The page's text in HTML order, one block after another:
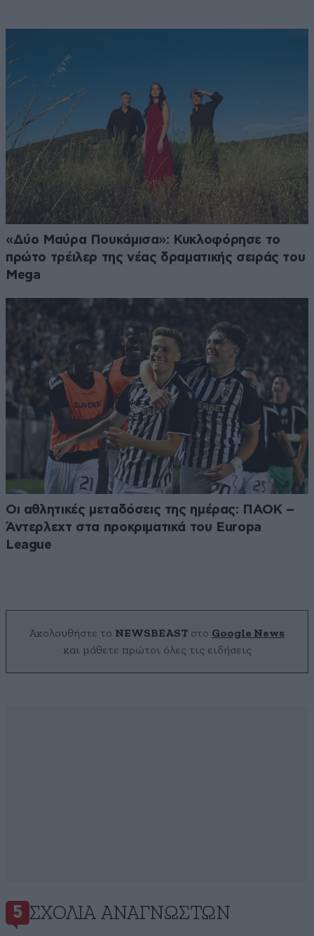
«Δύο Μαύρα Πουκάμισα»: Κυκλοφόρησε το
πρώτο τρέιλερ της νέας δραματικής σειράς του
Mega
Οι αθλητικές μεταδόσεις της ημέρας: ΠΑΟΚ –
Άντερλεχτ στα προκριματικά του Europa
League
Ακολουθήστε το NEWSBEAST στο Google News
και μάθετε πρώτοι όλες τις ειδήσεις
5 ΣΧΌΛΙΑ ΑΝΑΓΝΩΣΤΏΝ